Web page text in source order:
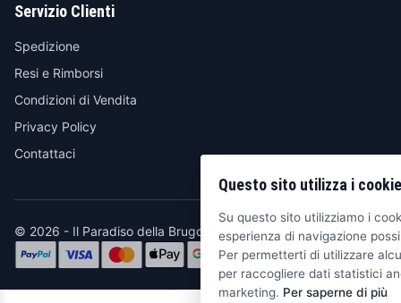
Servizio Clienti
Spedizione
Resi e Rimborsi
Condizioni di Vendita
Privacy Policy
Contattaci
© 2026 - Il Paradiso della Brugola
Questo sito utilizza i cookie
Su questo sito utilizziamo i
esperienza di navigazione
Per permetterti di utilizzare
per raccogliere dati statistici
marketing. Per saperne di più